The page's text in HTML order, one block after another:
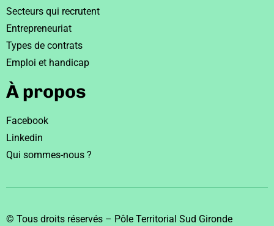
Secteurs qui recrutent
Entrepreneuriat
Types de contrats
Emploi et handicap
À propos
Facebook
Linkedin
Qui sommes-nous ?
© Tous droits réservés – Pôle Territorial Sud Gironde